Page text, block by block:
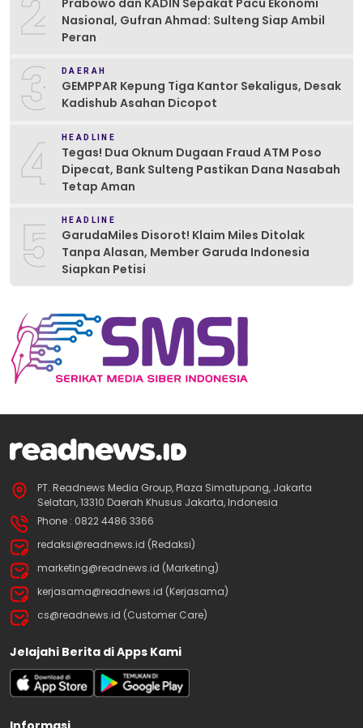
Nasional, Gufran Ahmad: Sulteng Siap Ambil
Peran
3 DAERAH
GEMPPAR Kepung Tiga Kantor Sekaligus, Desak
Kadishub Asahan Dicopot
4 HEADLINE
Tegas! Dua Oknum Dugaan Fraud ATM Poso
Dipecat, Bank Sulteng Pastikan Dana Nasabah
Tetap Aman
5 HEADLINE
GarudaMiles Disorot! Klaim Miles Ditolak
Tanpa Alasan, Member Garuda Indonesia
Siapkan Petisi
PT. Readnews Media Group, Plaza Simatupang, Jakarta
Selatan, 13310 Daerah Khusus Jakarta, Indonesia
Phone : 0822 4486 3366
redaksi@readnews.id (Redaksi)
marketing@readnews.id (Marketing)
kerjasama@readnews.id (Kerjasama)
cs@readnews.id (Customer Care)
Jelajahi Berita di Apps Kami